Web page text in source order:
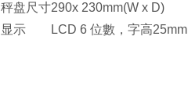
秤盘尺寸290x 230mm(W x D)
显示
LCD 6 位數，字高25mm